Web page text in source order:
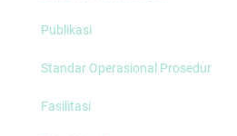
TANAM PAKSA
Publikasi
Standar Operasional Prosedur
Fasilitasi